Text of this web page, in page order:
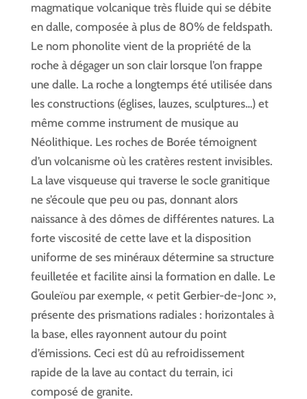
magmatique volcanique très fluide qui se débite
en dalle, composée à plus de 80% de feldspath.
Le nom phonolite vient de la propriété de la
roche à dégager un son clair lorsque l’on frappe
une dalle. La roche a longtemps été utilisée dans
les constructions (églises, lauzes, sculptures…) et
même comme instrument de musique au
Néolithique. Les roches de Borée témoignent
d’un volcanisme où les cratères restent invisibles.
La lave visqueuse qui traverse le socle granitique
ne s’écoule que peu ou pas, donnant alors
naissance à des dômes de différentes natures. La
forte viscosité de cette lave et la disposition
uniforme de ses minéraux détermine sa structure
feuilletée et facilite ainsi la formation en dalle. Le
Gouleïou par exemple, « petit Gerbier-de-Jonc »,
présente des prismations radiales : horizontales à
la base, elles rayonnent autour du point
d’émissions. Ceci est dû au refroidissement
rapide de la lave au contact du terrain, ici
composé de granite.